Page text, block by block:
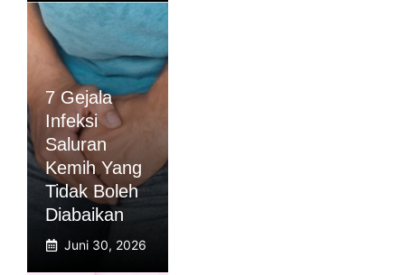
7 Gejala
Infeksi
Saluran
Kemih Yang
Tidak Boleh
Diabaikan
Juni 30, 2026